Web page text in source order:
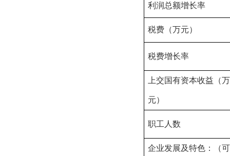
利润总额增长率
税费（万元）
税费增长率
上交国有资本收益 （万
元）
职工人数
企业发展及特色：（